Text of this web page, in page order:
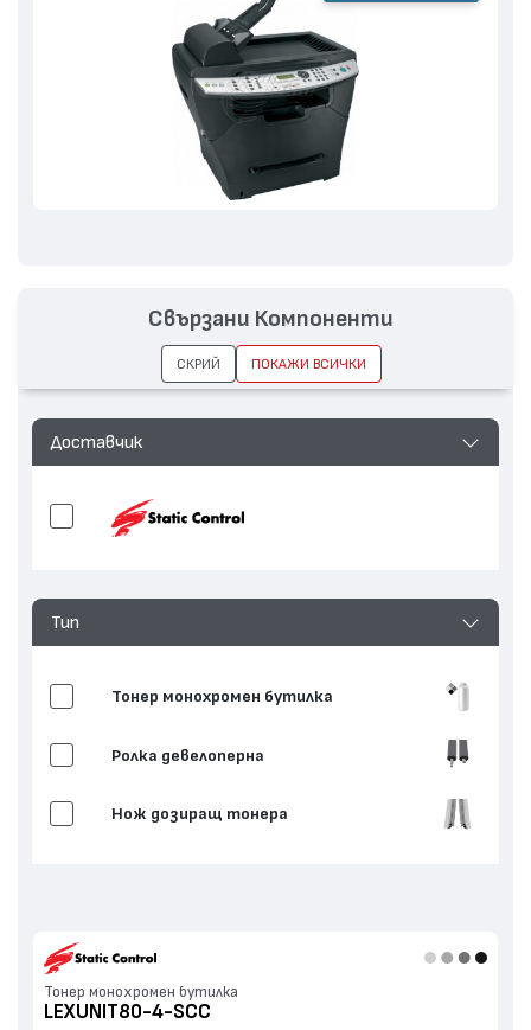
Доставчик
Тип
Тонер монохромен бутилка
Ролка девелоперна
Нож дозиращ тонера
Тонер монохромен бутилка
LEXUNIT80-4-SCC
Свързани Компоненти
СКРИЙ ПОКАЖИ ВСИЧКИ